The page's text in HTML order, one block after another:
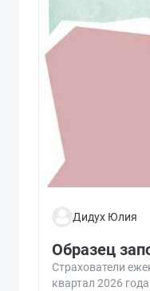
Дидух Юлия
Образец
Страхователи
квартал 2026